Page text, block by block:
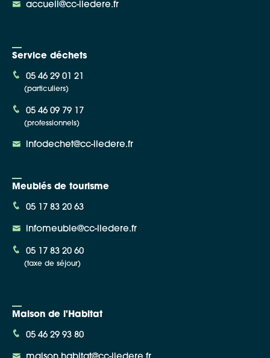
accueil@cc-iledere.fr
Service déchets
05 46 29 01 21
(particuliers)
05 46 09 79 17
(professionnels)
infodechet@cc-iledere.fr
Meublés de tourisme
05 17 83 20 63
infomeuble@cc-iledere.fr
05 17 83 20 60
(taxe de séjour)
Maison de l'Habitat
05 46 29 93 80